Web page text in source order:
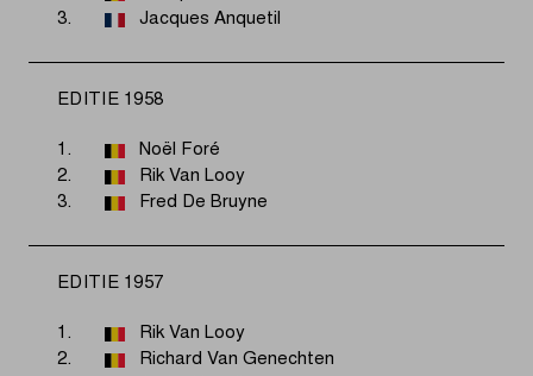
3.
Jacques Anquetil
EDITIE 1958
1.
Noël Foré
2.
Rik Van Looy
3.
Fred De Bruyne
EDITIE 1957
1.
Rik Van Looy
2.
Richard Van Genechten